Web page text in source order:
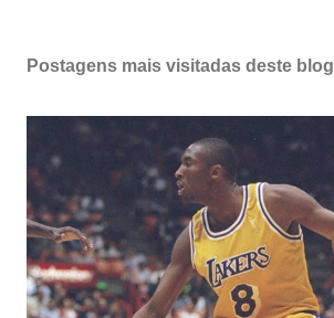
Postagens mais visitadas deste blog